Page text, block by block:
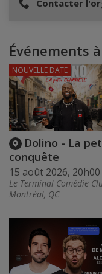
Contacter
Événements
Dolino - La
conquête
15 août 2026, 20h00
Le Terminal Comédie
Montréal, QC
NOUVELLE DATE